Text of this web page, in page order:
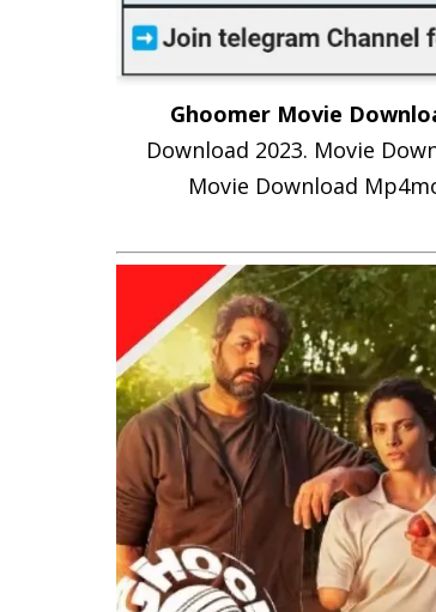
Ghoomer Movie
Download 2023. Movie
Movie Download